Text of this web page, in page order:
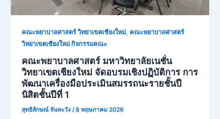
คณะพยาบาลศาสตร์ วิทยาเขตเชียงใหม่, คณะพยาบาลศาสตร์
วิทยาเขตเชียงใหม่ กิจกรรมคณะ
คณะพยาบาลศาสตร์ มหาวิทยาลัยเนชั่น
วิทยาเขตเชียงใหม่ จัดอบรมเชิงปฏิบัติการ การ
พัฒนาเครื่องมือประเมินสมรรถนะรายชั้นปี
นิสิตชั้นปีที่ 1
สุทธิลักษณ์ จันทะวัง/8 พฤษภาคม 2026